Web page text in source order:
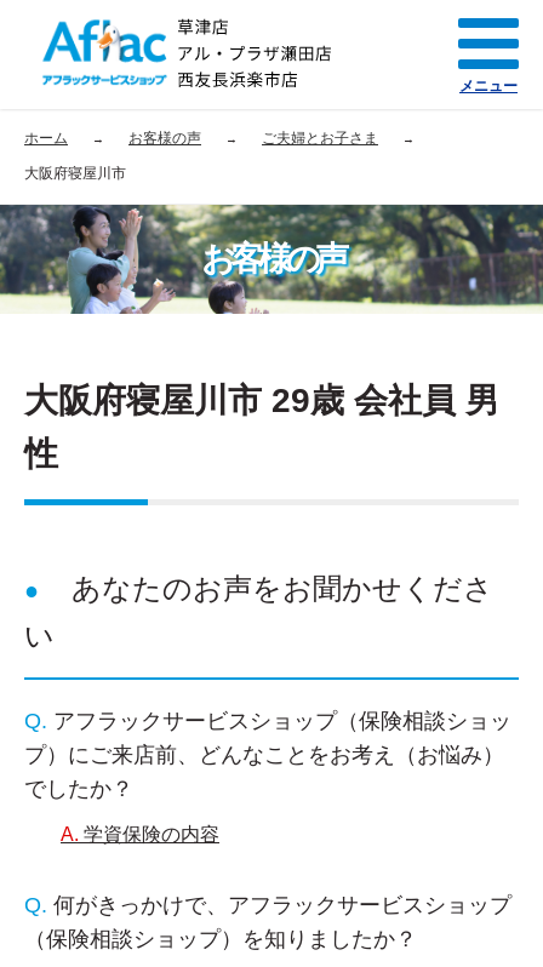
ホーム お客様の声 ご夫婦とお子さま
大阪府寝屋川市
お客様の声
大阪府寝屋川市 29歳 会社員 男
性
あなたのお声をお聞かせくださ
い
アフラックサービスショップ（保険相談ショッ
プ）にご来店前、どんなことをお考え（お悩み）
でしたか？
学資保険の内容
何がきっかけで、アフラックサービスショップ
（保険相談ショップ）を知りましたか？
メニュー